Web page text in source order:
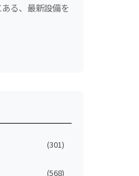
る、最新設備を
(301)
(568)